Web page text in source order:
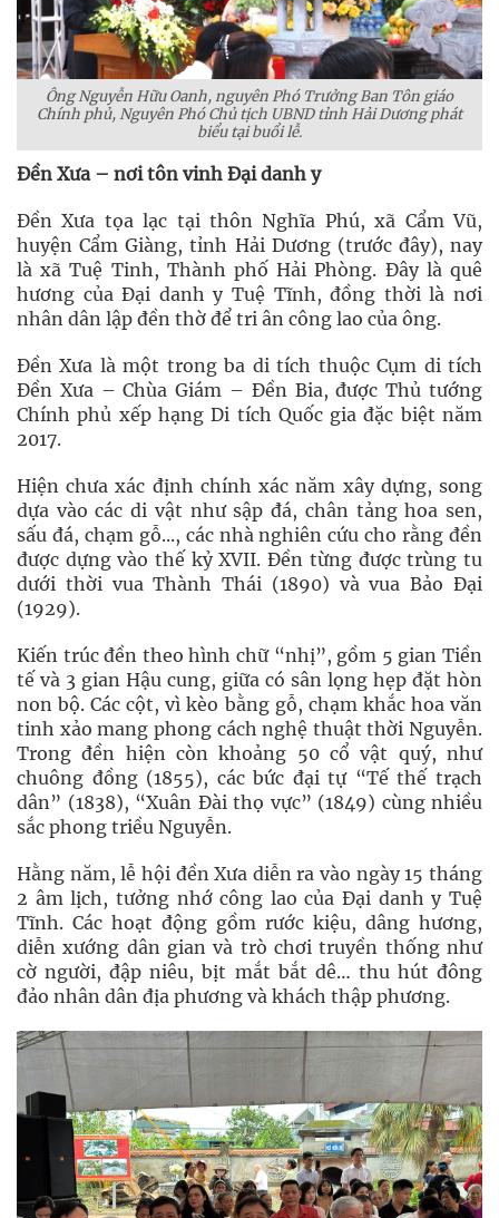
Ông Nguyễn Hữu Oanh, nguyên Phó Trưởng Ban Tôn giáo
Chính phủ, Nguyên Phó Chủ tịch UBND tỉnh Hải Dương phát
biểu tại buổi lễ.
Đền Xưa – nơi tôn vinh Đại danh y
Đền Xưa tọa lạc tại thôn Nghĩa Phú, xã Cẩm Vũ,
huyện Cẩm Giàng, tỉnh Hải Dương (trước đây), nay
là xã Tuệ Tinh, Thành phố Hải Phòng. Đây là quê
hương của Đại danh y Tuệ Tĩnh, đồng thời là nơi
nhân dân lập đền thờ để tri ân công lao của ông.
Đền Xưa là một trong ba di tích thuộc Cụm di tích
Đền Xưa – Chùa Giám – Đền Bia, được Thủ tướng
Chính phủ xếp hạng Di tích Quốc gia đặc biệt năm
2017.
Hiện chưa xác định chính xác năm xây dựng, song
dựa vào các di vật như sập đá, chân tảng hoa sen,
sấu đá, chạm gỗ..., các nhà nghiên cứu cho rằng đền
được dựng vào thế kỷ XVII. Đền từng được trùng tu
dưới thời vua Thành Thái (1890) và vua Bảo Đại
(1929).
Kiến trúc đền theo hình chữ “nhị”, gồm 5 gian Tiền
tế và 3 gian Hậu cung, giữa có sân lọng hẹp đặt hòn
non bộ. Các cột, vì kèo bằng gỗ, chạm khắc hoa văn
tinh xảo mang phong cách nghệ thuật thời Nguyễn.
Trong đền hiện còn khoảng 50 cổ vật quý, như
chuông đồng (1855), các bức đại tự “Tế thế trạch
dân” (1838), “Xuân Đài thọ vực” (1849) cùng nhiều
sắc phong triều Nguyễn.
Hằng năm, lễ hội đền Xưa diễn ra vào ngày 15 tháng
2 âm lịch, tưởng nhớ công lao của Đại danh y Tuệ
Tĩnh. Các hoạt động gồm rước kiệu, dâng hương,
diễn xướng dân gian và trò chơi truyền thống như
cờ người, đập niêu, bịt mắt bắt dê… thu hút đông
đảo nhân dân địa phương và khách thập phương.